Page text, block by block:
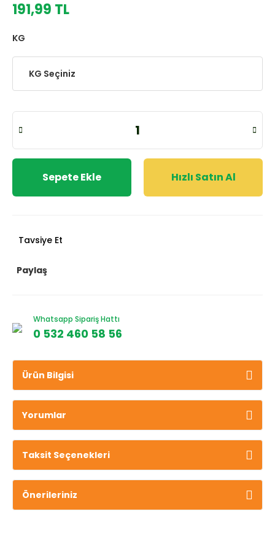
191,99 TL
KG
Sepete Ekle Hızlı Satın Al
Tavsiye Et
Paylaş
Whatsapp Sipariş Hattı
0 532 460 58 56
Ürün Bilgisi
Yorumlar
Taksit Seçenekleri
Önerileriniz